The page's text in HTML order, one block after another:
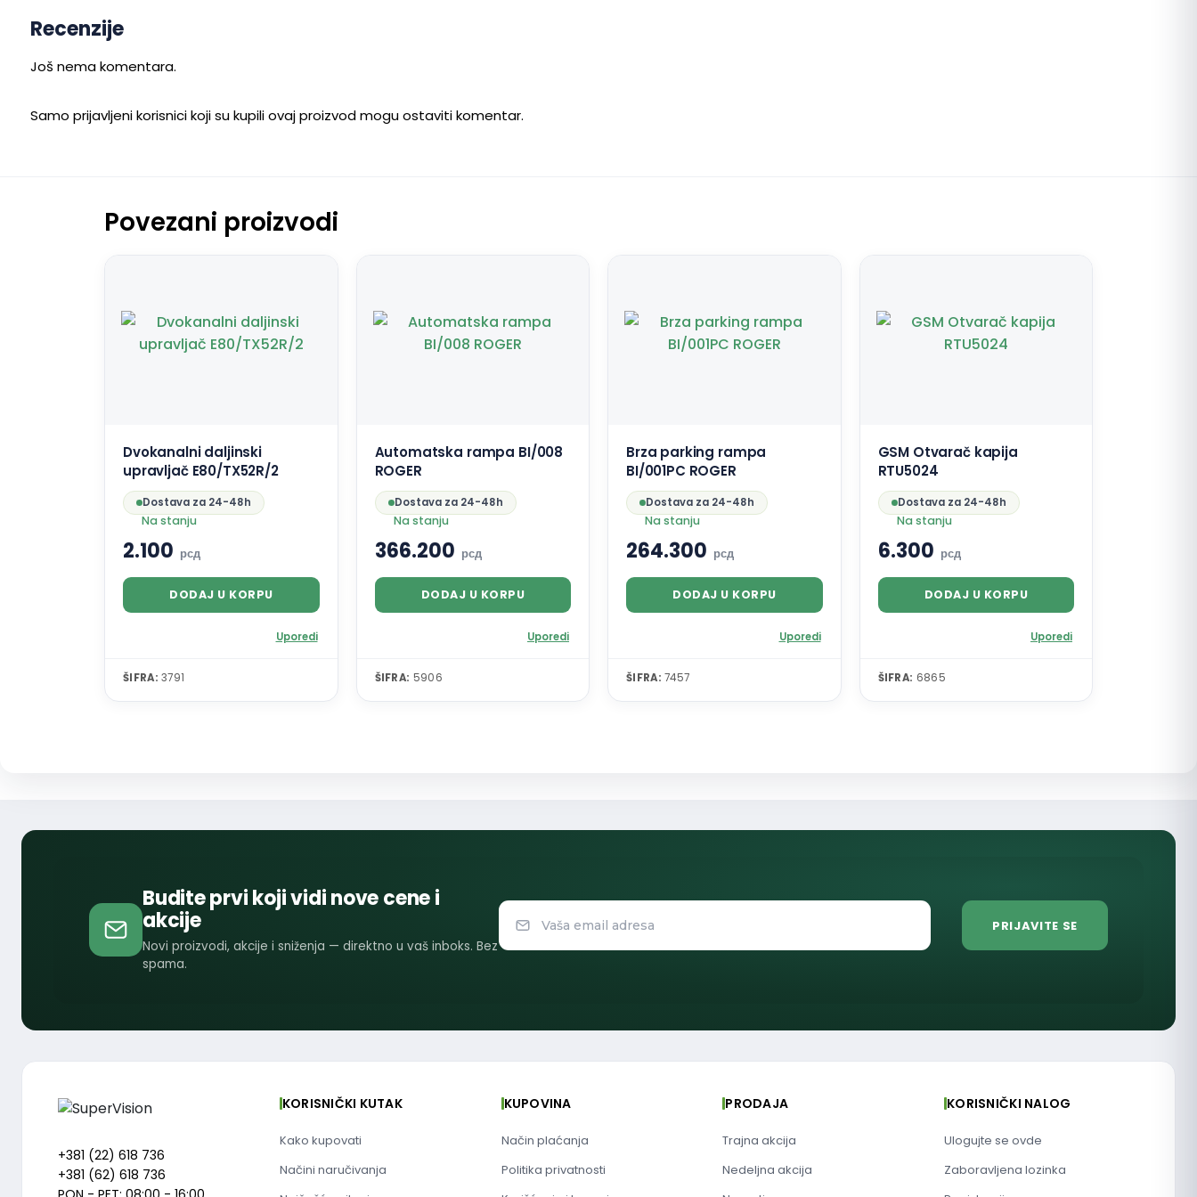
Recenzije
Još nema komentara.
Samo prijavljeni korisnici koji su kupili ovaj proizvod mogu ostaviti komentar.
Povezani proizvodi
Dvokanalni daljinski
upravljač E80/TX52R/2
Dostava za 24-48h
Na stanju
2.100 рсд
DODAJ U KORPU
Uporedi
ŠIFRA: 3791
Automatska rampa BI/008
ROGER
Dostava za 24-48h
Na stanju
366.200 рсд
DODAJ U KORPU
Uporedi
ŠIFRA: 5906
Brza parking rampa
BI/001PC ROGER
Dostava za 24-48h
Na stanju
264.300 рсд
DODAJ U KORPU
Uporedi
ŠIFRA: 7457
GSM Otvarač kapija
RTU5024
Dostava za 24-48h
Na stanju
6.300 рсд
DODAJ U KORPU
Uporedi
ŠIFRA: 6865
Budite prvi koji vidi nove cene i
akcije
Novi proizvodi, akcije i sniženja — direktno u vaš inboks. Bez
spama.
+381 (22) 618 736
+381 (62) 618 736
KORISNIČKI KUTAK
Kako kupovati
Načini naručivanja
KUPOVINA
Način plaćanja
Politika privatnosti
PRODAJA
Trajna akcija
Nedeljna akcija
KORISNIČKI NALOG
Ulogujte se ovde
Zaboravljena lozinka